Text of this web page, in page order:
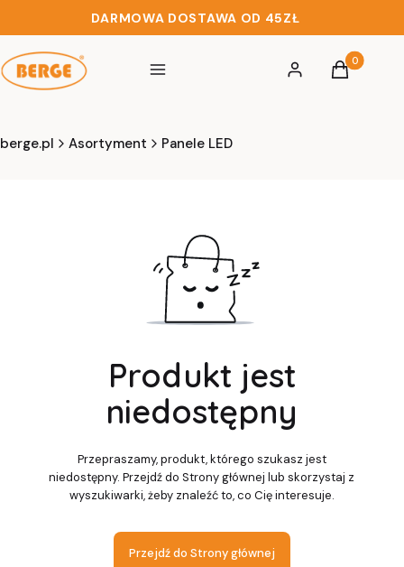
DARMOWA DOSTAWA OD 45ZŁ
Menu Zaloguj sięProdukty
Koszyk
berge.pl Asortyment Panele LED
Produkt jest
niedostępny
Przepraszamy, produkt, którego szukasz jest
niedostępny. Przejdź do Strony głównej lub skorzystaj z
wyszukiwarki, żeby znaleźć to, co Cię interesuje.
Przejdź do Strony głównej